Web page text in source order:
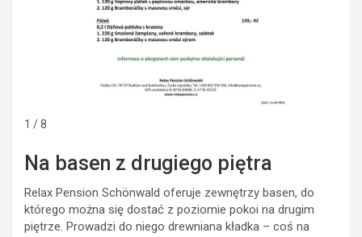
1 / 8
Na basen z drugiego piętra
Relax Pension Schönwald oferuje zewnętrzy basen, do
którego można się dostać z poziomie pokoi na drugim
piętrze. Prowadzi do niego drewniana kładka – coś na